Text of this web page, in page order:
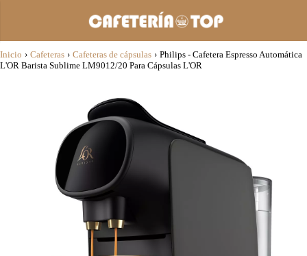
Inicio › Cafeteras › Cafeteras de cápsulas › Philips - Cafetera Espresso Automática
L'OR Barista Sublime LM9012/20 Para Cápsulas L'OR